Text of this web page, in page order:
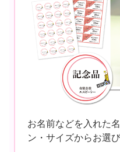
お名前などを入れた
ン・サイズからお選